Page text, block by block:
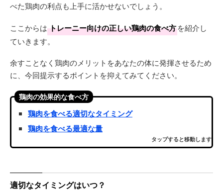
べた鶏肉の利点も上手に活かせないでしょう。
ここからは トレーニー向けの正しい鶏肉の食べ方を紹介し
ていきます。
余すことなく鶏肉のメリットをあなたの体に発揮させるため
に、今回提示するポイントを抑えてみてください。
鶏肉の効果的な食べ方
鶏肉を食べる適切なタイミング
鶏肉を食べる最適な量
タップすると移動します
適切なタイミングはいつ？